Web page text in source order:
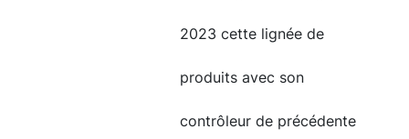
2023 cette lignée de
produits avec son
contrôleur de précédente